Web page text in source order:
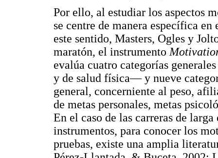
Por ello, al estudiar los aspectos
se centre de manera específica
este sentido, Masters, Ogles y
maratón, el instrumento
evalúa cuatro categorías
y de salud física— y nueve
general, concerniente al peso,
de metas personales, metas
En el caso de las carreras de
instrumentos, para conocer los
pruebas, existe una amplia